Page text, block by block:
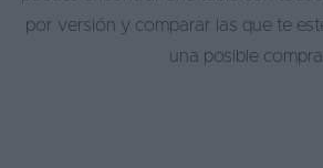
Stock
por versión y comparar las que te
una posible compra.